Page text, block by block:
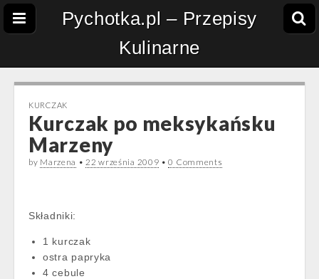
Pychotka.pl – Przepisy
Kulinarne
KURCZAK
Kurczak po meksykańsku
Marzeny
by Marzena •22 września 2009 •0 Comments
Składniki:
1 kurczak
ostra papryka
4 cebule